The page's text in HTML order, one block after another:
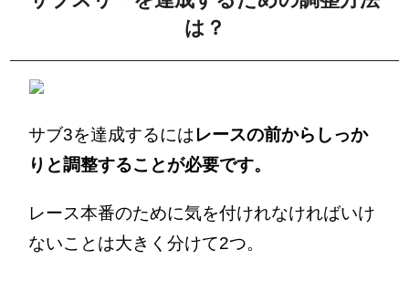
は？
サブ3を達成するにはレースの前からしっか
りと調整することが必要です。
レース本番のために気を付けれなければいけ
ないことは大きく分けて2つ。